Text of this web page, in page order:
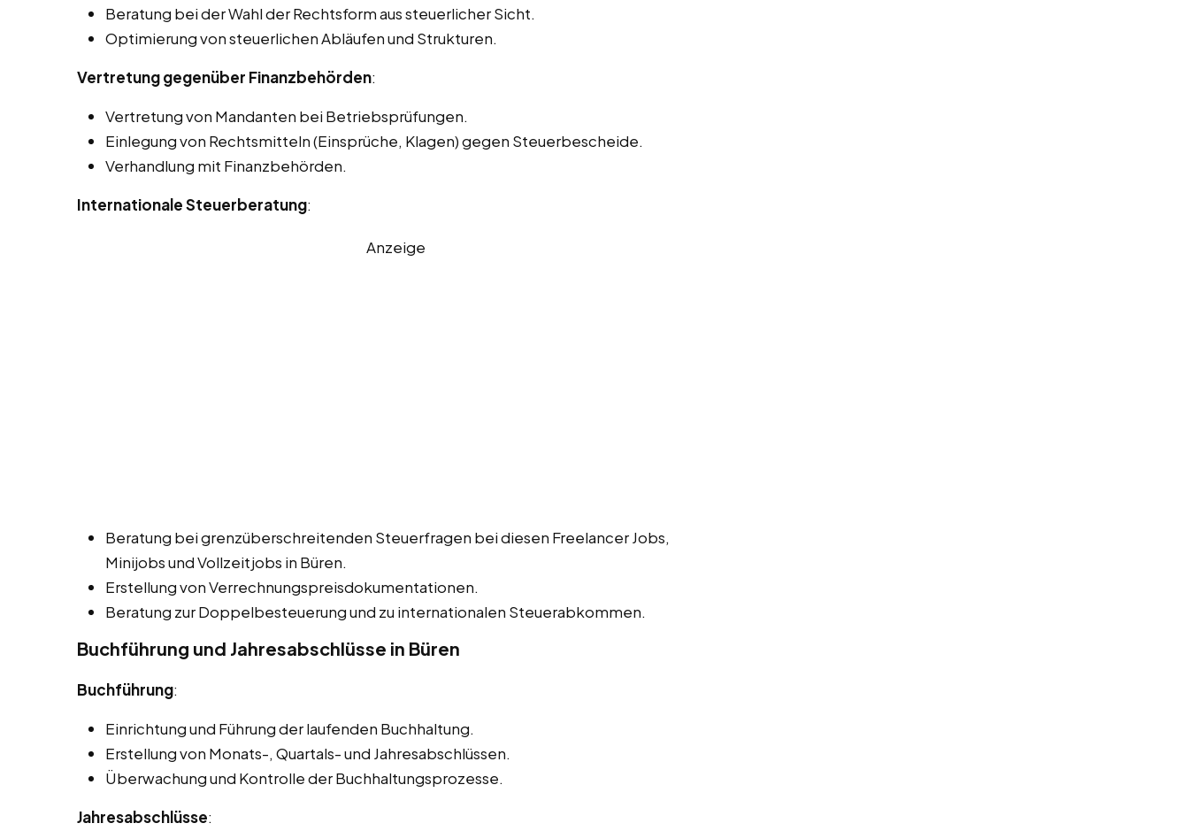
Beratung bei der Wahl der Rechtsform aus steuerlicher Sicht.
Optimierung von steuerlichen Abläufen und Strukturen.
Vertretung gegenüber Finanzbehörden:
Vertretung von Mandanten bei Betriebsprüfungen.
Einlegung von Rechtsmitteln (Einsprüche, Klagen) gegen Steuerbescheide.
Verhandlung mit Finanzbehörden.
Internationale Steuerberatung:
Anzeige
Beratung bei grenzüberschreitenden Steuerfragen bei diesen Freelancer Jobs,
Minijobs und Vollzeitjobs in Büren.
Erstellung von Verrechnungspreisdokumentationen.
Beratung zur Doppelbesteuerung und zu internationalen Steuerabkommen.
Buchführung und Jahresabschlüsse in Büren
Buchführung:
Einrichtung und Führung der laufenden Buchhaltung.
Erstellung von Monats-, Quartals- und Jahresabschlüssen.
Überwachung und Kontrolle der Buchhaltungsprozesse.
Jahresabschlüsse: